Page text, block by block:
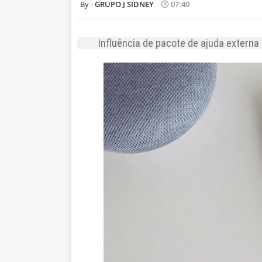
GRUPO J SIDNEY 07:40
Influência de pacote de ajuda externa